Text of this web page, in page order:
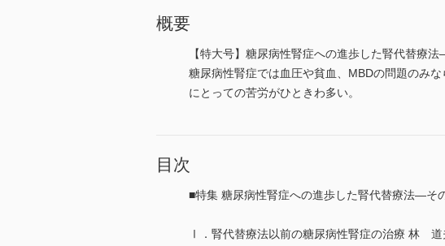
概要
【特大号】糖尿病性腎症への進歩した腎代替療
糖尿病性腎症では血圧や貧血、MBDの問題のみ
にとっての苦労がひときわ多い。
目次
■特集 糖尿病性腎症への進歩した腎代替療法―そ
Ⅰ．腎代替療法以前の糖尿病性腎症の治療 林